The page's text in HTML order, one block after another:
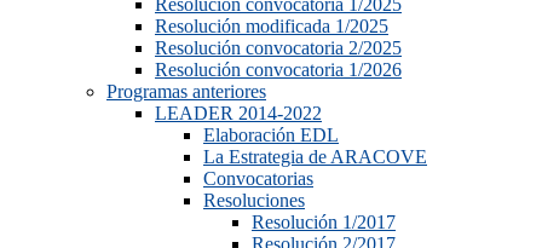
Resolución convocatoria 1/2025
Resolución modificada 1/2025
Resolución convocatoria 2/2025
Resolución convocatoria 1/2026
Programas anteriores
LEADER 2014-2022
Elaboración EDL
La Estrategia de ARACOVE
Convocatorias
Resoluciones
Resolución 1/2017
Resolución 2/2017